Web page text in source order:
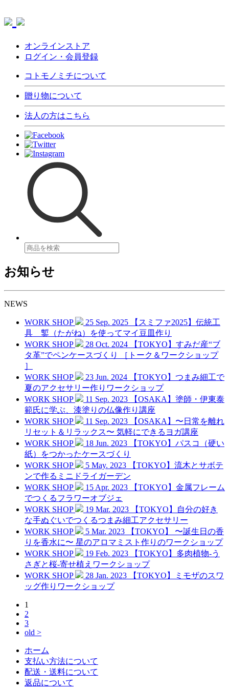
オンラインストア
ログイン・会員登録
コトモノミチについて
贈り物について
法人の方はこちら
お知らせ
NEWS
WORK SHOP 25 Sep. 2025
【スミファ2025】伝統工
具 鏨（たがね）を使ってマイ豆皿作り
WORK SHOP
28 Oct. 2024
【TOKYO】すみだ産“ブ
タ革”でペンケースづくり ［トーク＆ワークショップ
］
WORK SHOP
23 Jun. 2024
【TOKYO】つまみ細工で
夏のアクセサリー作りワークショップ
WORK SHOP
11 Sep. 2023
【OSAKA】塗師・伊東泰
範氏に学ぶ、漆塗りの仏像作り講座
WORK SHOP
11 Sep. 2023
【OSAKA】〜日常を離れ
リセット＆リラックス〜 気軽にできるヨガ講座
WORK SHOP
18 Jun. 2023
【TOKYO】パスコ（硬い
紙）をつかったケースづくり
WORK SHOP
5 May. 2023
【TOKYO】流木とサボテ
ンで作るミニドライガーデン
WORK SHOP
15 Apr. 2023
【TOKYO】金属フレーム
でつくるフラワーオブジェ
WORK SHOP
19 Mar. 2023
【TOKYO】自分の好き
な手ぬぐいでつくるつまみ細工アクセサリー
WORK SHOP
5 Mar. 2023
【TOKYO】 〜誕生日の香
りを香水に〜 星のアロマミスト作りのワークショップ
WORK SHOP
19 Feb. 2023
【TOKYO】多肉植物-う
さぎと桜-寄せ植えワークショップ
WORK SHOP
28 Jan. 2023
【TOKYO】ミモザのスワ
ッグ作りワークショップ
1
2
3
old >
ホーム
支払い方法について
配送・送料について
返品について